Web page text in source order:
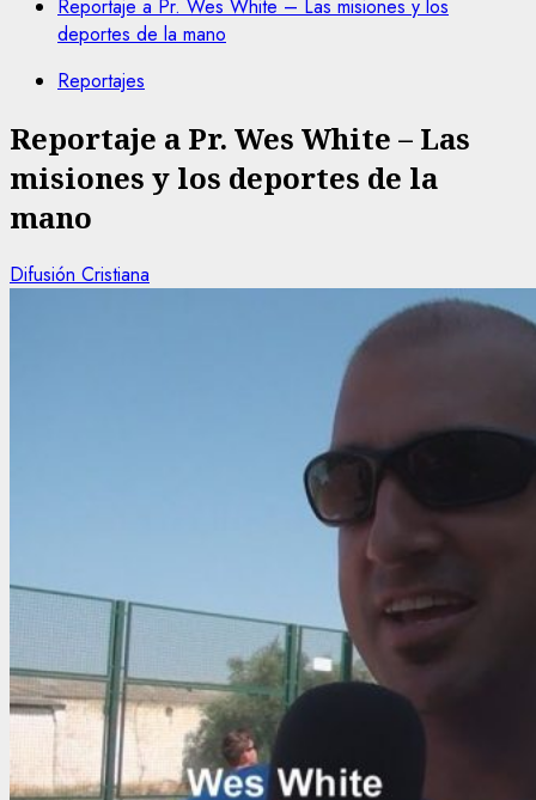
Reportaje a Pr. Wes White – Las misiones y los
deportes de la mano
Reportajes
Reportaje a Pr. Wes White – Las
misiones y los deportes de la
mano
Difusión Cristiana